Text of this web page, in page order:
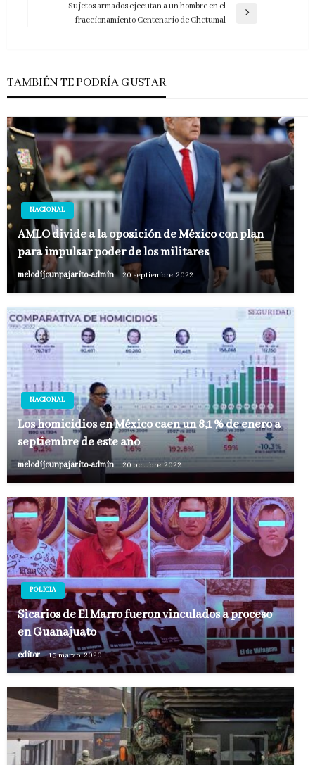
entradas
Sujetos armados ejecutan a un hombre en el
fraccionamiento Centenario de Chetumal
TAMBIÉN TE PODRÍA GUSTAR
NACIONAL
AMLO divide a la oposición de México con plan
para impulsar poder de los militares
melodijounpajarito-admin 20 septiembre, 2022
NACIONAL
Los homicidios en México caen un 8,1 % de enero a
septiembre de este año
melodijounpajarito-admin 20 octubre, 2022
POLICIA
Sicarios de El Marro fueron vinculados a proceso
en Guanajuato
editor 13 marzo, 2020